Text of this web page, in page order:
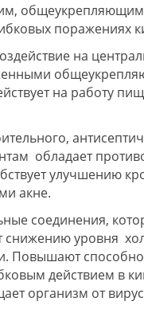
поражениях
на
на работу
обладает
улучшению
акне.
соединения,
снижению уровня
Повышают
действием в
организм от